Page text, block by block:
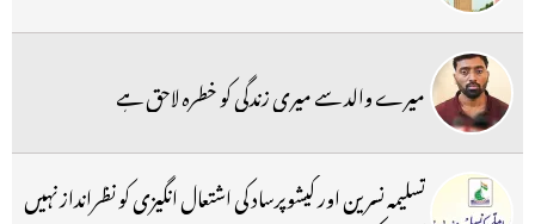
میرے والد سے میری زندگی کو خطرہ لاحق ہے
تسلیمہ نسرین اور کیشوپرساد کی اشتعال انگیزی کو نظرانداز نہیں